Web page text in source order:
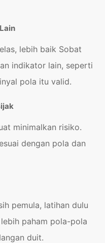
lebih baik Sobat
indikator lain, seperti
pola itu valid.
minimalkan risiko.
dengan pola dan
pemula, latihan dulu
paham pola-pola
duit.